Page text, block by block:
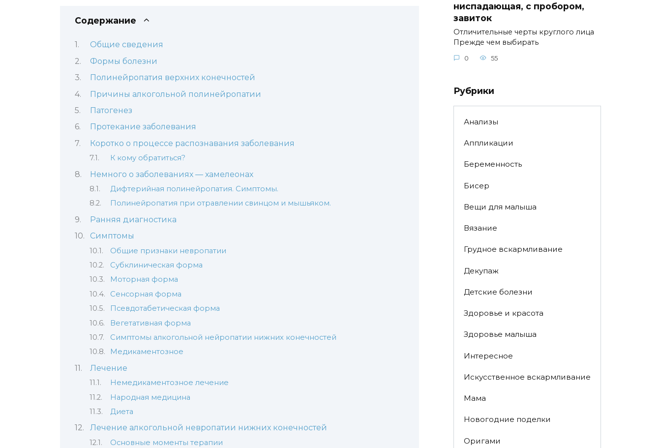
Содержание
Общие сведения
Формы болезни
Полинейропатия верхних конечностей
Причины алкогольной полинейропатии
Патогенез
Протекание заболевания
Коротко о процессе распознавания заболевания
К кому обратиться?
Немного о заболеваниях — хамелеонах
Дифтерийная полинейропатия. Симптомы.
Полинейропатия при отравлении свинцом и мышьяком.
Ранняя диагностика
Симптомы
Общие признаки невропатии
Субклиническая форма
Моторная форма
Сенсорная форма
Псевдотабетическая форма
Вегетативная форма
Симптомы алкогольной нейропатии нижних конечностей
Медикаментозное
Лечение
Немедикаментозное лечение
Народная медицина
Диета
Лечение алкогольной невропатии нижних конечностей
Основные моменты терапии
ниспадающая, с пробором,
завиток
Отличительные черты круглого лица
Прежде чем выбирать
0 55
Рубрики
Анализы
Аппликации
Беременность
Бисер
Вещи для малыша
Вязание
Грудное вскармливание
Декупаж
Детские болезни
Здоровье и красота
Здоровье малыша
Интересное
Искусственное вскармливание
Мама
Новогодние поделки
Оригами